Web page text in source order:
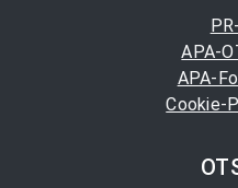
APA-
APA-
Cookie-